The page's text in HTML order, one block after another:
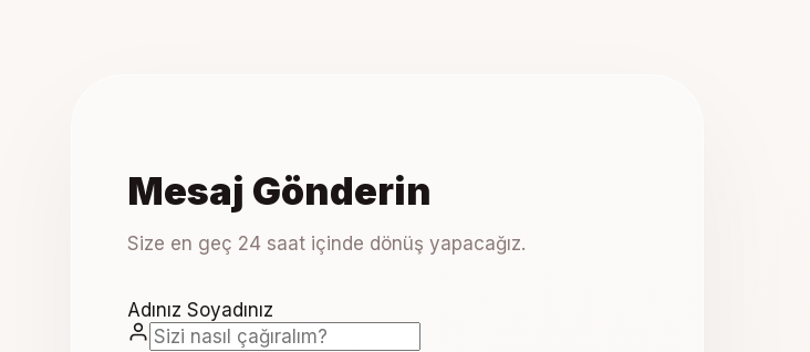
Mesaj Gönderin
Size en geç 24 saat içinde dönüş yapacağız.
Adınız Soyadınız